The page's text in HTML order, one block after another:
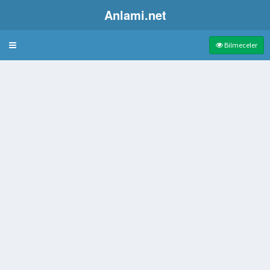
Anlami.net
Bulmaca Bilmeceler